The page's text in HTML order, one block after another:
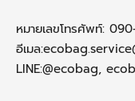
หมายเลขโทรศัพท์:
อีเมล:
LINE:@ecobag,